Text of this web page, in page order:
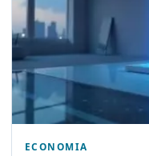
ECONOMIA